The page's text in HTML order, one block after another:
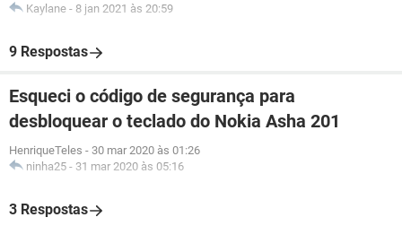
Kaylane - 8 jan 2021 às 20:59
9 Respostas
Esqueci o código de segurança para
desbloquear o teclado do Nokia Asha 201
HenriqueTeles - 30 mar 2020 às 01:26
ninha25 - 31 mar 2020 às 05:16
3 Respostas